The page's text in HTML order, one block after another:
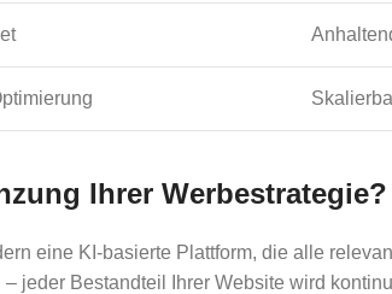
Ihrer Werbestrategie?
eine KI-basierte Plattform, die alle
jeder Bestandteil Ihrer Website wird